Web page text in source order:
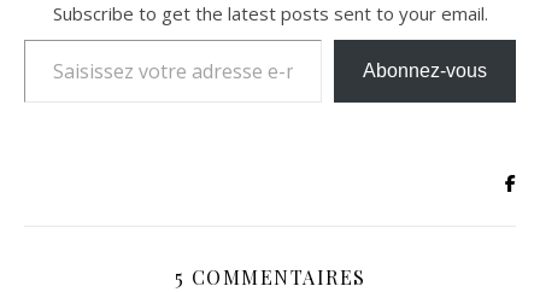
Subscribe to get the latest posts sent to your email.
Saisissez votre adresse e-mail…
Abonnez-vous
5 COMMENTAIRES